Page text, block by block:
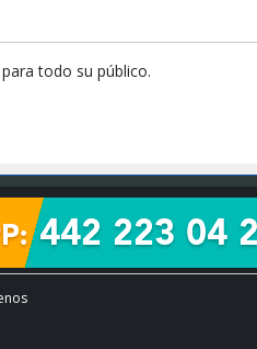
todo su público.